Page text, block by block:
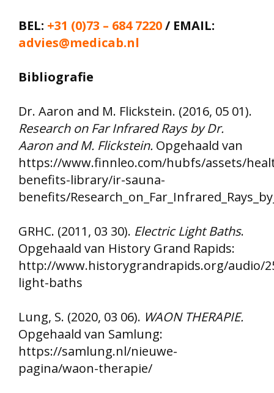
BEL: +31 (0)73 – 684 7220/ EMAIL:
advies@medicab.nl
Bibliografie
Dr. Aaron and M. Flickstein. (2016, 05 01).
Research on Far Infrared Rays by Dr.
Aaron and M. Flickstein. Opgehaald van
https://www.finnleo.com/hubfs/assets/
benefits-library/ir-sauna-
benefits/
GRHC. (2011, 03 30). Electric Light Baths.
Opgehaald van History Grand Rapids:
http://www.historygrandrapids.org/audio/
light-baths
Lung, S. (2020, 03 06). WAON THERAPIE.
Opgehaald van Samlung:
https://samlung.nl/nieuwe-
pagina/waon-therapie/